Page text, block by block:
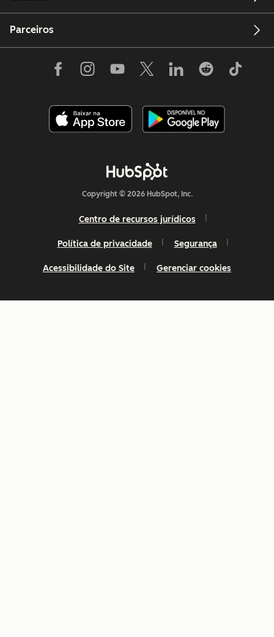
Parceiros
Copyright © 2026 HubSpot, Inc.
Centro de recursos jurídicos
Política de privacidade Segurança
Acessibilidade do Site Gerenciar cookies